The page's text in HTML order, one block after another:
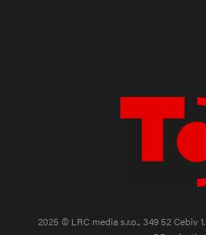
2025 © LRC media s.r.o., 349 52 Cebiv 1.